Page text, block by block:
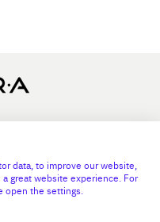
nous ?
data, to improve our website,
great website experience. For
open the settings.